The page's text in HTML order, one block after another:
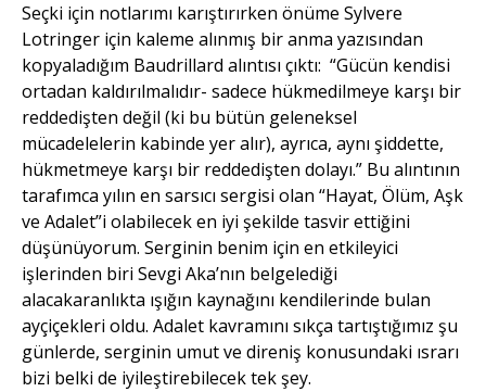
Seçki için notlarımı karıştırırken önüme Sylvere
Lotringer için kaleme alınmış bir anma yazısından
kopyaladığım Baudrillard alıntısı çıktı: “Gücün kendisi
ortadan kaldırılmalıdır- sadece hükmedilmeye karşı bir
reddedişten değil (ki bu bütün geleneksel
mücadelelerin kabinde yer alır), ayrıca, aynı şiddette,
hükmetmeye karşı bir reddedişten dolayı.” Bu alıntının
tarafımca yılın en sarsıcı sergisi olan “Hayat, Ölüm, Aşk
ve Adalet”i olabilecek en iyi şekilde tasvir ettiğini
düşünüyorum. Serginin benim için en etkileyici
işlerinden biri Sevgi Aka’nın belgelediği
alacakaranlıkta ışığın kaynağını kendilerinde bulan
ayçiçekleri oldu. Adalet kavramını sıkça tartıştığımız şu
günlerde, serginin umut ve direniş konusundaki ısrarı
bizi belki de iyileştirebilecek tek şey.